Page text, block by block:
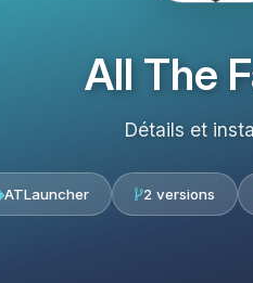
All The
Détails et
ATLauncher 2 versions